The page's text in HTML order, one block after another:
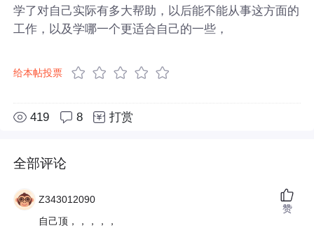
学了对自己实际有多大帮助，以后能不能从事这方面的
工作，以及学哪一个更适合自己的一些，
给本帖投票
419 8 打赏
全部评论
Z343012090
自己顶，，，，，
赞